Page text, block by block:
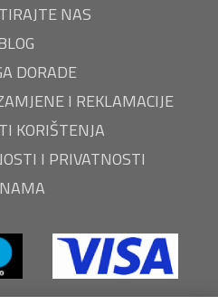
NAS
DORADE
I REKLAMACIJE
KORIŠTENJA
I PRIVATNOSTI